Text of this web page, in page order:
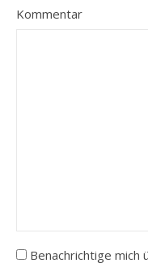
Kommentar
Benachrichtige mich